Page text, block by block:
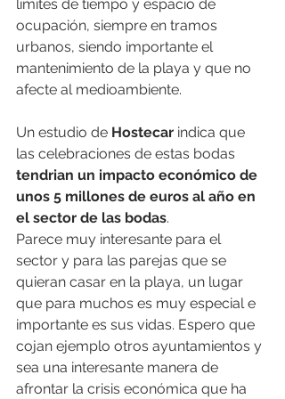
limites de tiempo y espacio de
ocupación, siempre en tramos
urbanos, siendo importante el
mantenimiento de la playa y que no
afecte al medioambiente.
Un estudio de Hostecar indica que
las celebraciones de estas bodas
tendrian un impacto económico de
unos 5 millones de euros al año en
el sector de las bodas.
Parece muy interesante para el
sector y para las parejas que se
quieran casar en la playa, un lugar
que para muchos es muy especial e
importante es sus vidas. Espero que
cojan ejemplo otros ayuntamientos y
sea una interesante manera de
afrontar la crisis económica que ha